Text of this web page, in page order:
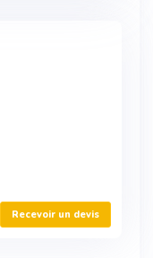
Recevoir un devis